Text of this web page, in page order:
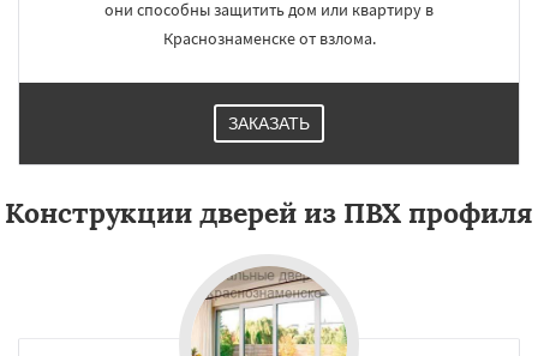
они способны защитить дом или квартиру в
Краснознаменске от взлома.
ЗАКАЗАТЬ
Конструкции дверей из ПВХ профиля